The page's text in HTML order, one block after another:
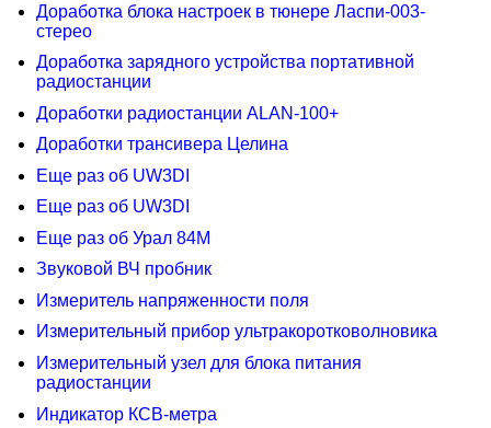
Доработка блока настроек в тюнере Ласпи-003-
стерео
Доработка зарядного устройства портативной
радиостанции
Доработки радиостанции ALAN-100+
Доработки трансивера Целина
Еще раз об UW3DI
Еще раз об UW3DI
Еще раз об Урал 84М
Звуковой ВЧ пробник
Измеритель напряженности поля
Измерительный прибор ультракоротковолновика
Измерительный узел для блока питания
радиостанции
Индикатор КСВ-метра